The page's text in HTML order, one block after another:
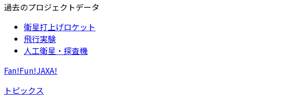
過去のプロジェクトデータ
衛星打上げロケット
飛行実験
人工衛星・探査機
Fan!Fun!JAXA!
トピックス